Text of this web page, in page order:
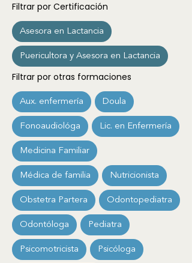
Filtrar por Certificación
Asesora en Lactancia
Puericultora y Asesora en Lactancia
Filtrar por otras formaciones
Aux. enfermería Doula
Fonoaudiológa Lic. en Enfermería
Medicina Familiar
Médica de familia Nutricionista
Obstetra Partera Odontopediatra
Odontóloga Pediatra
Psicomotricista Psicóloga